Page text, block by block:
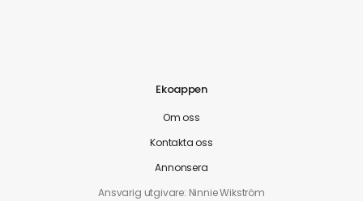
Ekoappen
Om oss
Kontakta oss
Annonsera
Ansvarig utgivare: Ninnie Wikström